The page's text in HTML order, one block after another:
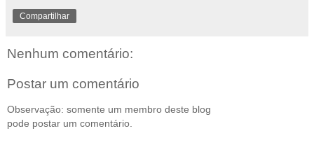
Compartilhar
Nenhum comentário:
Postar um comentário
Observação: somente um membro deste blog
pode postar um comentário.